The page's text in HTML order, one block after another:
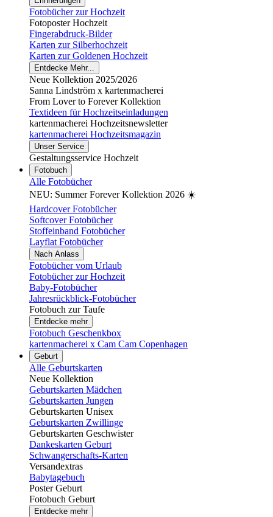
Fotobücher zur Hochzeit
Fotoposter Hochzeit
Fingerabdruck-Bilder
Karten zur Silberhochzeit
Karten zur Goldenen Hochzeit
Entdecke Mehr...
Neue Kollektion 2025/2026
Sanna Lindström x kartenmacherei
From Lover to Forever Kollektion
Textideen für Hochzeitseinladungen
kartenmacherei Hochzeitsnewsletter
kartenmacherei Hochzeitsmagazin
Unser Service
Gestaltungsservice Hochzeit
Fotobuch
Alle Fotobücher
NEU: Summer Forever Kollektion 2026 ☀️
Hardcover Fotobücher
Softcover Fotobücher
Stoffeinband Fotobücher
Layflat Fotobücher
Nach Anlass
Fotobücher vom Urlaub
Fotobücher zur Hochzeit
Baby-Fotobücher
Jahresrückblick-Fotobücher
Fotobuch zur Taufe
Entdecke mehr
Fotobuch Geschenkbox
kartenmacherei x Cam Cam Copenhagen
Geburt
Alle Geburtskarten
Neue Kollektion
Geburtskarten Mädchen
Geburtskarten Jungen
Geburtskarten Unisex
Geburtskarten Zwillinge
Geburtskarten Geschwister
Dankeskarten Geburt
Schwangerschafts-Karten
Versandextras
Babytagebuch
Poster Geburt
Fotobuch Geburt
Entdecke mehr